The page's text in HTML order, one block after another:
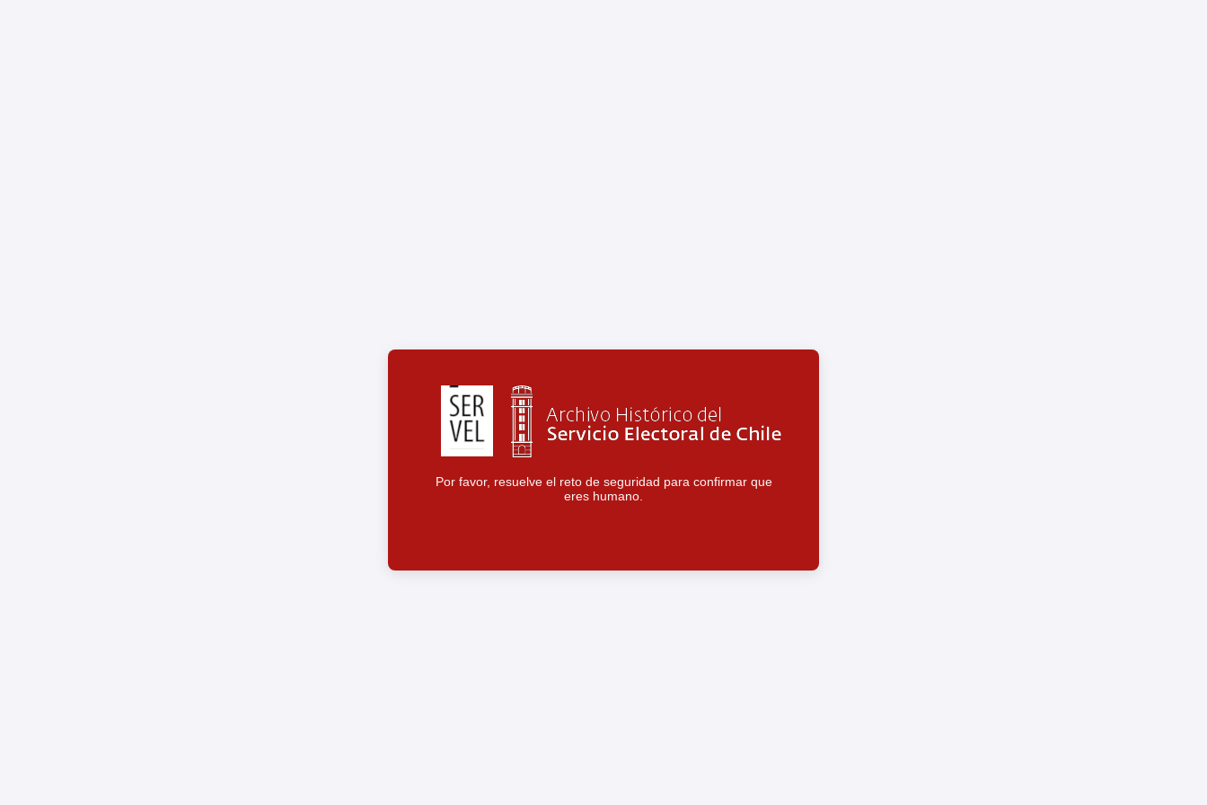
Por favor, resuelve el reto de seguridad para confirmar que
eres humano.